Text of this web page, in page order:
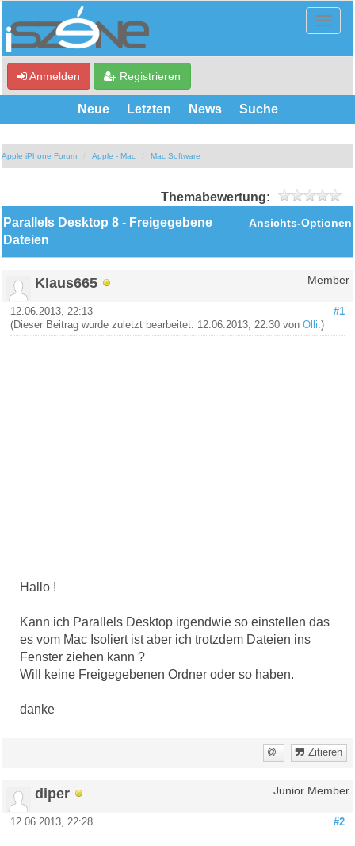
Anmelden Registrieren
Neue Letzten News Suche
Apple iPhone Forum Apple - Mac Mac Software
Themabewertung:
Ansichts-Optionen
Parallels Desktop 8 - Freigegebene
Dateien
Klaus665 Member
#1
12.06.2013, 22:13
(Dieser Beitrag wurde zuletzt bearbeitet: 12.06.2013, 22:30 vonOlli .)
Hallo !
Kann ich Parallels Desktop irgendwie so einstellen das
es vom Mac Isoliert ist aber ich trotzdem Dateien ins
Fenster ziehen kann ?
Will keine Freigegebenen Ordner oder so haben.
danke
Zitieren
diper Junior Member
#2
12.06.2013, 22:28